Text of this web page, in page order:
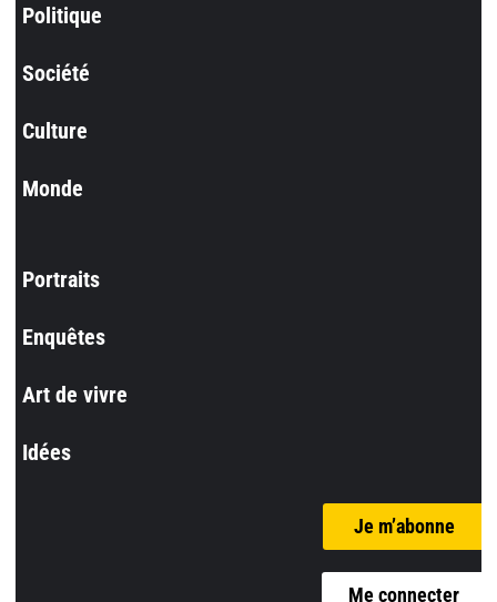
Politique
Société
Culture
Monde
Portraits
Enquêtes
Art de vivre
Idées
Je m’abonne
Me connecter